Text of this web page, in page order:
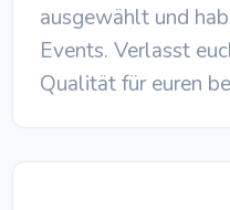
ausgewählt und
Events. Verlasst
Qualität für euren